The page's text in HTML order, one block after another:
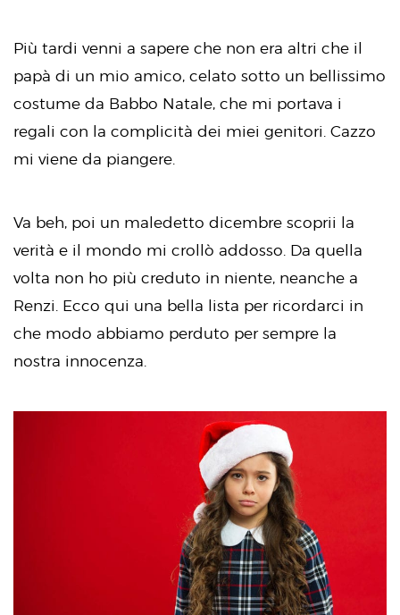
Più tardi venni a sapere che non era altri che il
papà di un mio amico, celato sotto un bellissimo
costume da Babbo Natale, che mi portava i
regali con la complicità dei miei genitori. Cazzo
mi viene da piangere.
Va beh, poi un maledetto dicembre scoprii la
verità e il mondo mi crollò addosso. Da quella
volta non ho più creduto in niente, neanche a
Renzi. Ecco qui una bella lista per ricordarci in
che modo abbiamo perduto per sempre la
nostra innocenza.